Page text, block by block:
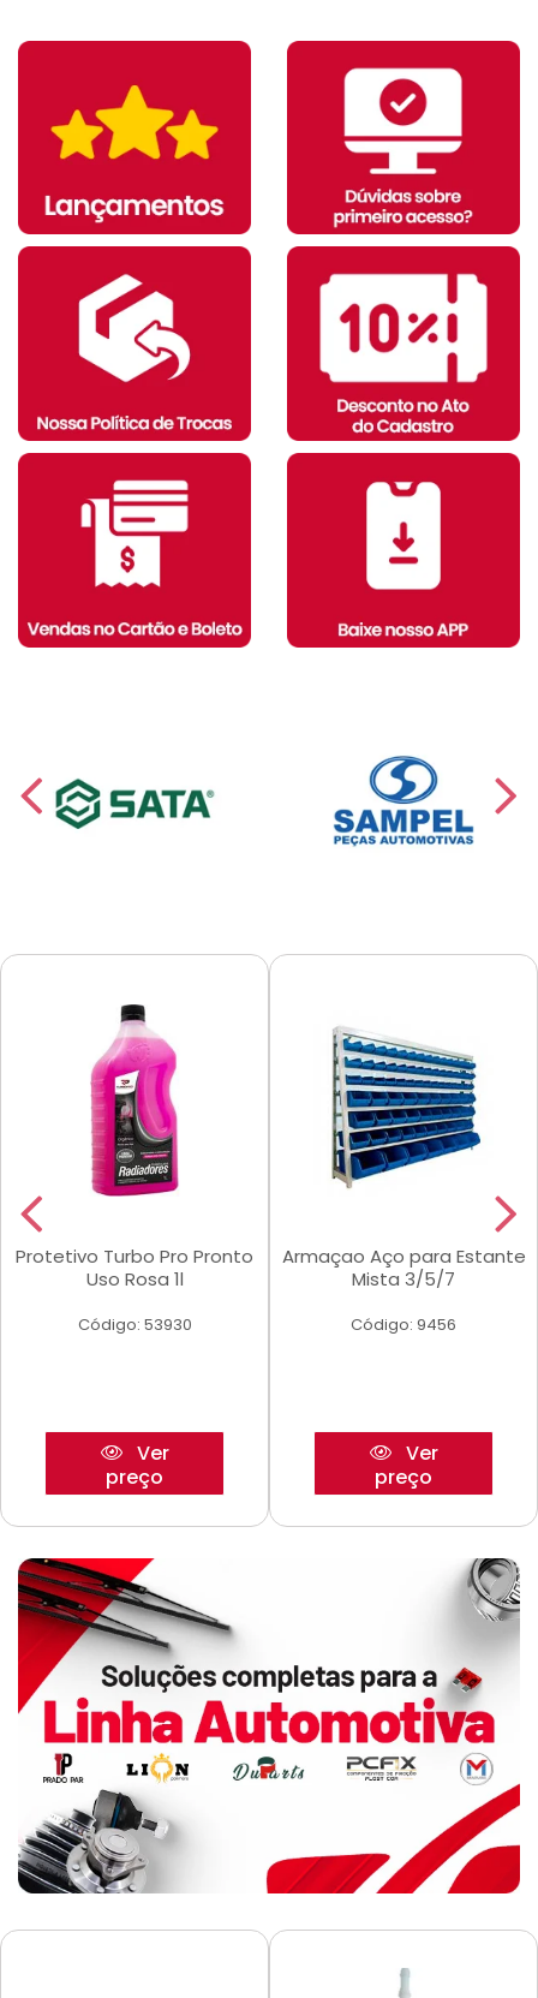
Protetivo Turbo Pro Pronto
Uso Rosa 1l
Código: 53930
Ver
preço
Armaçao Aço para Estante
Mista 3/5/7
Código: 9456
Ver
preço